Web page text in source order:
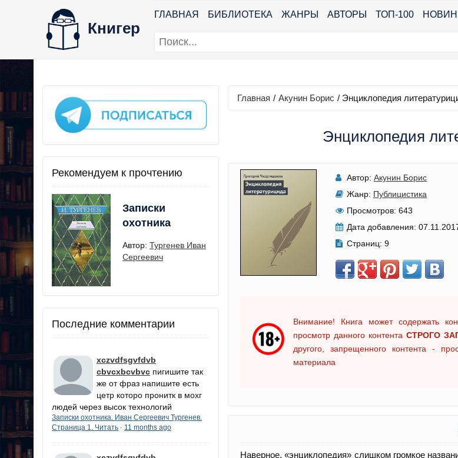
Книгер
ГЛАВНАЯ БИБЛИОТЕКА ЖАНРЫ АВТОРЫ ТОП-100
Рекомендуем к прочтению
Записки
охотника
Автор: Тургенев Иван
Сергеевич
Последние комментарии
xczvdfsgvfdvb
cbvcxbcvbvc пигишите так
же от фраз напишите есть
цетр которо пронитк в мохг
людей через высок технологий
Записки охотника. Иван Сергеевич Тургенев.
Страница 1. Читать · 11 months ago
Главная / Акунин Борис / Энциклопедия
Энциклопедия
Автор: Акунин Борис
Жанр: Публицистика
Просмотров: 643
Дата добавления:
Страниц: 9
Внимание! Книга может содержать
просмотр данного контента СТРОГО
другого, запрещенного контента -
материала
Наверное, «энциклопедия» слишком громкое